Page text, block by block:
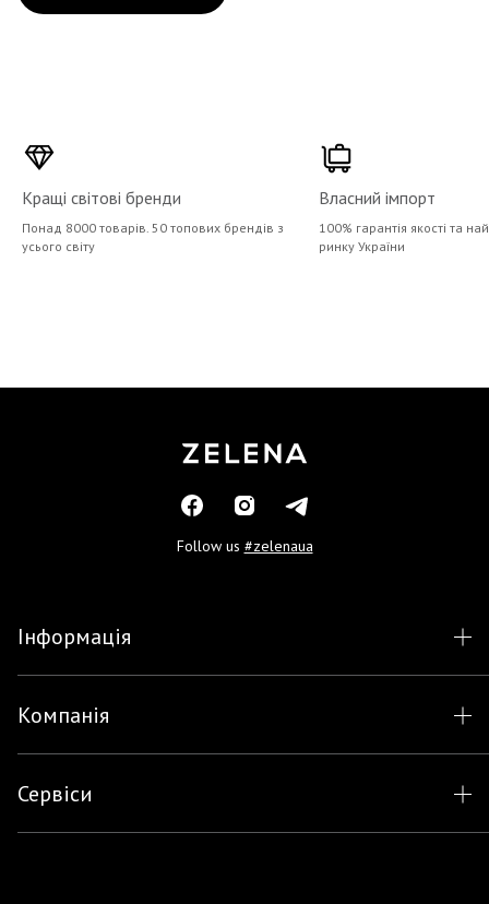
Кращі світові бренди
Понад 8000 товарів. 50 топових брендів з
усього світу
Власний імпорт
100% гарантія якості та
ринку України
Follow us #zelenaua
Інформація
Компанія
Сервіси